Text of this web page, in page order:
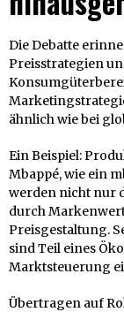
Die Debatte
Preisstrategien
ähnlich wie bei
Ein Beispiel:
Mbappé, wie ein
werden nicht nur
durch
Preisgestaltung.
sind Teil eines
Marktsteuerung
Übertragen auf